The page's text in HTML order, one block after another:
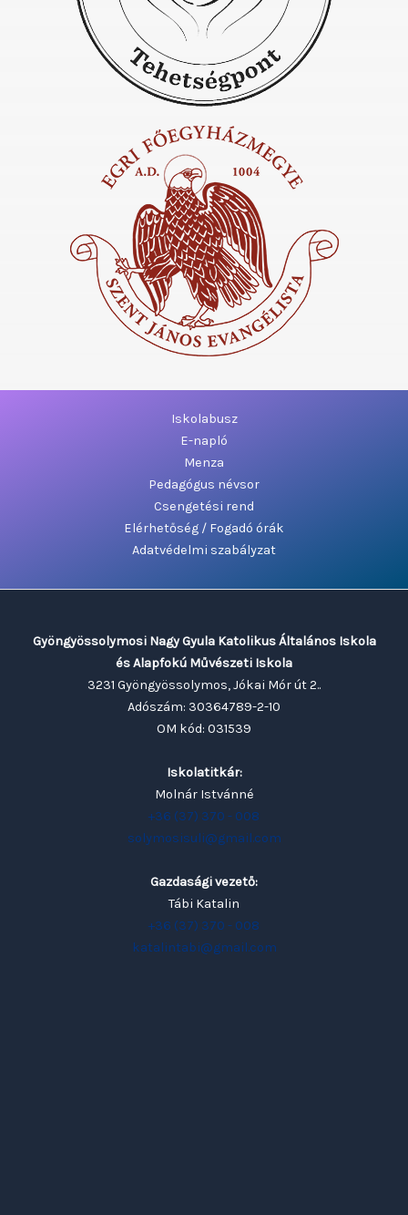
Iskolabusz
E-napló
Menza
Pedagógus névsor
Csengetési rend
Elérhetőség / Fogadó órák
Adatvédelmi szabályzat
Gyöngyössolymosi Nagy Gyula Katolikus Általános Iskola
és Alapfokú Művészeti Iskola
3231 Gyöngyössolymos, Jókai Mór út 2..
Adószám: 30364789-2-10
OM kód: 031539
Iskolatitkár:
Molnár Istvánné
+36 (37) 370 - 008
solymosisuli@gmail.com
Gazdasági vezető:
Tábi Katalin
+36 (37) 370 - 008
katalintabi@gmail.com